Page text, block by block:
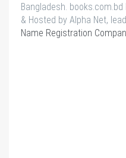
Bangladesh.
& Hosted by Alpha Net,
Name Registration